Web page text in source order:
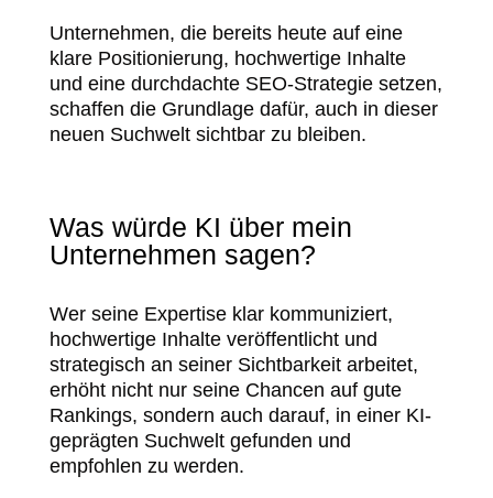
Unternehmen, die bereits heute auf eine
klare Positionierung, hochwertige Inhalte
und eine durchdachte SEO-Strategie setzen,
schaffen die Grundlage dafür, auch in dieser
neuen Suchwelt sichtbar zu bleiben.
Was würde KI über mein
Unternehmen sagen?
Wer seine Expertise klar kommuniziert,
hochwertige Inhalte veröffentlicht und
strategisch an seiner Sichtbarkeit arbeitet,
erhöht nicht nur seine Chancen auf gute
Rankings, sondern auch darauf, in einer KI-
geprägten Suchwelt gefunden und
empfohlen zu werden.